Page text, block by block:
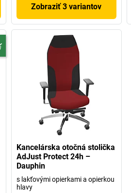
Zobraziť 3 variantov
Kancelárska otočná stolička
AdJust Protect 24h –
Dauphin
s lakťovými opierkami a opierkou
hlavy